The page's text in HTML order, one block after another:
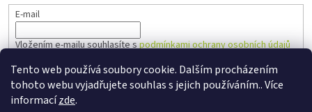
Tento web používá soubory cookie. Dalším procházením
tohoto webu vyjadřujete souhlas s jejich používáním.. Více
informacízde.
E-mail
Vložením e-mailu souhlasíte spodmínkami ochrany osobních údajů
PŘIHLÁSIT SE